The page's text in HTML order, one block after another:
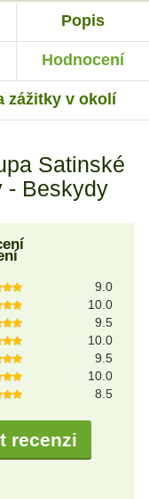
Popis
Hodnocení
zážitky v okolí
Satinské
- Beskydy
9.0
10.0
9.5
10.0
9.5
10.0
8.5
recenzi